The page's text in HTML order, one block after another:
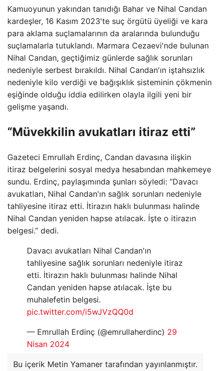
Kamuoyunun yakından tanıdığı Bahar ve Nihal Candan
kardeşler, 16 Kasım 2023'te suç örgütü üyeliği ve kara
para aklama suçlamalarının da aralarında bulunduğu
suçlamalarla tutuklandı. Marmara Cezaevi'nde bulunan
Nihal Candan, geçtiğimiz günlerde sağlık sorunları
nedeniyle serbest bırakıldı. Nihal Candan'ın iştahsızlık
nedeniyle kilo verdiği ve bağışıklık sisteminin çökmenin
eşiğinde olduğu iddia edilirken olayla ilgili yeni bir
gelişme yaşandı.
“Müvekkilin avukatları itiraz etti”
Gazeteci Emrullah Erdinç, Candan davasına ilişkin
itiraz belgelerini sosyal medya hesabından mahkemeye
sundu. Erdinç, paylaşımında şunları söyledi: “Davacı
avukatları, Nihal Candan'ın sağlık sorunları nedeniyle
tahliyesine itiraz etti. İtirazın haklı bulunması halinde
Nihal Candan yeniden hapse atılacak. İşte o itirazın
belgesi.” dedi.
Davacı avukatları Nihal Candan'ın
tahliyesine sağlık sorunları nedeniyle itiraz
etti. İtirazın haklı bulunması halinde Nihal
Candan yeniden hapse atılacak. İşte bu
muhalefetin belgesi.
pic.twitter.com/i5wJVzQQ0d
— Emrullah Erdinç (@emrullaherdinc) 29
Nisan 2024
Bu içerik Metin Yamaner tarafından yayınlanmıştır.